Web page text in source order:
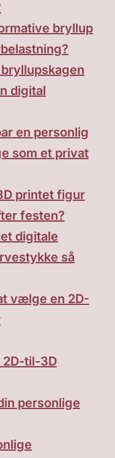
bryllup
digital
en personlig
som et privat
printet figur
festen?
digitale
så
vælge en 2D-
2D-til-3D
personlige